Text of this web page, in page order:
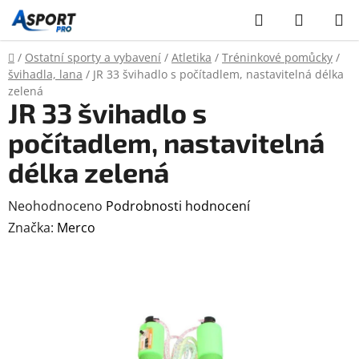
Přejít
na
obsah
Hledat
KOŠÍK
Domů
/ Ostatní sporty a vybavení / Atletika / Tréninkové pomůcky /
švihadla, lana / JR 33 švihadlo s počítadlem, nastavitelná délka
zelená
JR 33 švihadlo s
počítadlem, nastavitelná
délka zelená
Průměrné
hodnocení
Neohodnoceno Podrobnosti hodnocení
Značka: Merco